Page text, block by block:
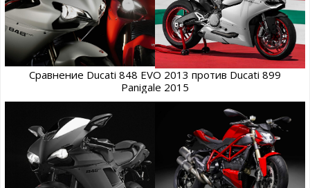
Сравнение Ducati 848 EVO 2013 против Ducati 899
Panigale 2015